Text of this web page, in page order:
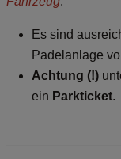
Es sind
Padelanlage
Achtung (!)
ein Parkticket.